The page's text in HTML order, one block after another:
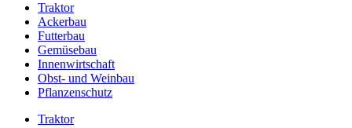
Traktor
Ackerbau
Futterbau
Gemüsebau
Innenwirtschaft
Obst- und Weinbau
Pflanzenschutz
Traktor